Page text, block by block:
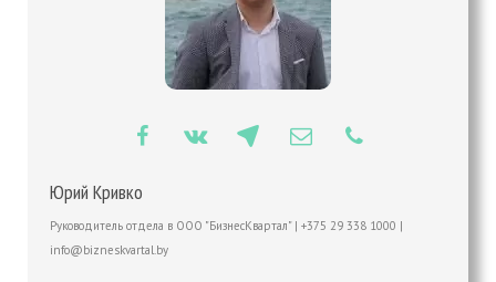
Юрий Кривко
Руководитель отдела в ООО "БизнесКвартал" | +375 29 338 1000 |
info@bizneskvartal.by